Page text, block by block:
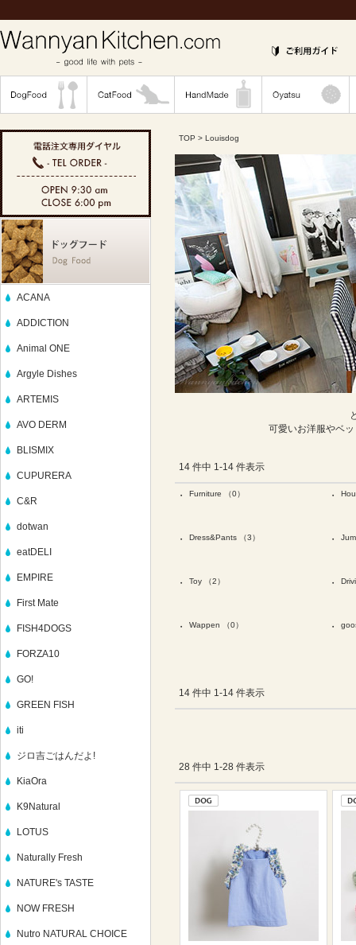
ACANA
ADDICTION
Animal ONE
Argyle Dishes
ARTEMIS
AVO DERM
BLISMIX
CUPURERA
C&R
dotwan
eatDELI
EMPIRE
First Mate
FISH4DOGS
FORZA10
GO!
GREEN FISH
iti
ジロ吉ごはんだよ!
KiaOra
K9Natural
LOTUS
Naturally Fresh
NATURE's TASTE
NOW FRESH
Nutro NATURAL CHOICE
TOP > Louisdog
可愛いお洋服やベ
14 件中 1-14 件表示
・ Furniture （0） ・
・ Dress&Pants （3） ・
・ Toy （2） ・
・ Wappen （0） ・
14 件中 1-14 件表示
28 件中 1-28 件表示